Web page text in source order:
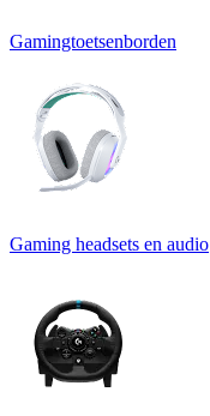
Gamingtoetsenborden
Gaming headsets en audio